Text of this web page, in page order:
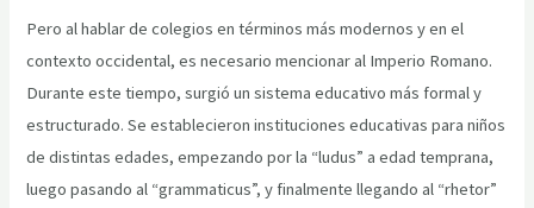
Pero al hablar de colegios en términos más modernos y en el
contexto occidental, es necesario mencionar al Imperio Romano.
Durante este tiempo, surgió un sistema educativo más formal y
estructurado. Se establecieron instituciones educativas para niños
de distintas edades, empezando por la “ludus” a edad temprana,
luego pasando al “grammaticus”, y finalmente llegando al “rhetor”